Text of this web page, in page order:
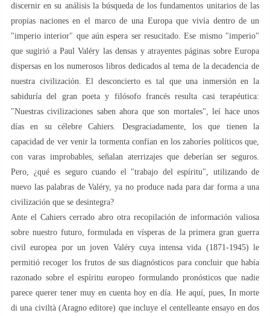
discernir en su análisis la búsqueda de los fundamentos unitarios de las
propias naciones en el marco de una Europa que vivía dentro de un
"imperio interior" que aún espera ser resucitado. Ese mismo "imperio"
que sugirió a Paul Valéry las densas y atrayentes páginas sobre Europa
dispersas en los numerosos libros dedicados al tema de la decadencia de
nuestra civilización. El desconcierto es tal que una inmersión en la
sabiduría del gran poeta y filósofo francés resulta casi terapéutica:
"Nuestras civilizaciones saben ahora que son mortales", leí hace unos
días en su célebre Cahiers. Desgraciadamente, los que tienen la
capacidad de ver venir la tormenta confían en los zahoríes políticos que,
con varas improbables, señalan aterrizajes que deberían ser seguros.
Pero, ¿qué es seguro cuando el "trabajo del espíritu", utilizando de
nuevo las palabras de Valéry, ya no produce nada para dar forma a una
civilización que se desintegra?
Ante el Cahiers cerrado abro otra recopilación de información valiosa
sobre nuestro futuro, formulada en vísperas de la primera gran guerra
civil europea por un joven Valéry cuya intensa vida (1871-1945) le
permitió recoger los frutos de sus diagnósticos para concluir que había
razonado sobre el espíritu europeo formulando pronósticos que nadie
parece querer tener muy en cuenta hoy en día. He aquí, pues, In morte
di una civiltà (Aragno editore) que incluye el centelleante ensayo en dos